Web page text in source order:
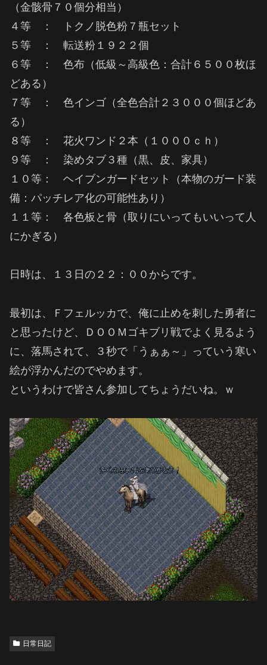
（金骸骨７０個分相当）
４等 ： トクノ脱色粉７瓶セット
５等 ： 転送粉１９２２個
６等 ： 色布（低級～高級色：合計６５００枚ほ
どある）
７等 ： 色インゴ（全色合計２３０００個ほどあ
る）
８等 ： 花火ワンド２本（１０００ｃｈ）
９等 ： 染めタブ３種（黒、皮、家具）
１０等： ヘイブンガードセット（本物のガード装
備：パッチレア化の可能性あり）
１１等： 各色板と骨（取りにいってもいいって人
にかぎる）
日時は、１３日の２２：００からです。
最初は、Ｆフェルッカで、俺に止めを刺した勇者に
と思ったけど、ＤＯＯＭゴキブリ戦でよく見るよう
に、落馬されて、３秒で「うぁぁ～」っていう寒い
絵が浮かんだのでやめます。
というわけで皆さん参加してちょうだいね。ｗ
日常日記